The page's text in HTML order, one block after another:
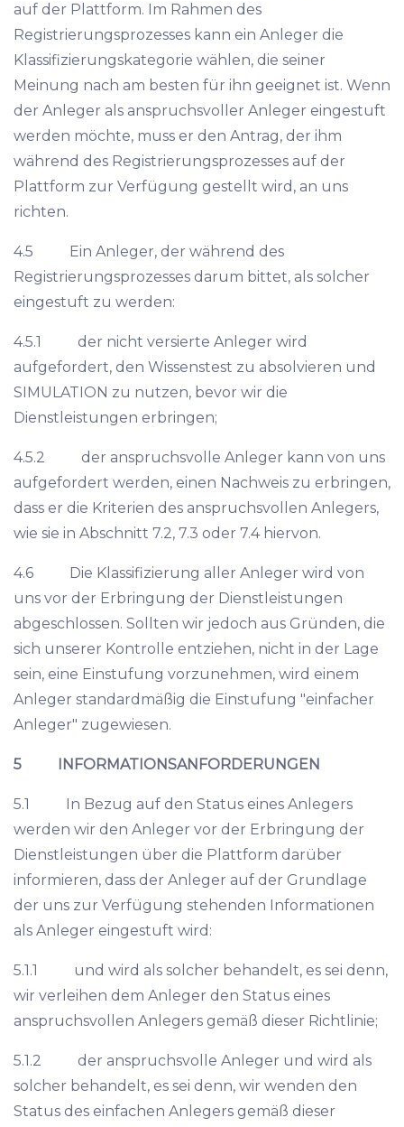
auf der Plattform. Im Rahmen des
Registrierungsprozesses kann ein Anleger die
Klassifizierungskategorie wählen, die seiner
Meinung nach am besten für ihn geeignet ist. Wenn
der Anleger als anspruchsvoller Anleger eingestuft
werden möchte, muss er den Antrag, der ihm
während des Registrierungsprozesses auf der
Plattform zur Verfügung gestellt wird, an uns
richten.
4.5 Ein Anleger, der während des
Registrierungsprozesses darum bittet, als solcher
eingestuft zu werden:
4.5.1 der nicht versierte Anleger wird
aufgefordert, den Wissenstest zu absolvieren und
SIMULATION zu nutzen, bevor wir die
Dienstleistungen erbringen;
4.5.2 der anspruchsvolle Anleger kann von uns
aufgefordert werden, einen Nachweis zu erbringen,
dass er die Kriterien des anspruchsvollen Anlegers,
wie sie in Abschnitt 7.2, 7.3 oder 7.4 hiervon.
4.6 Die Klassifizierung aller Anleger wird von
uns vor der Erbringung der Dienstleistungen
abgeschlossen. Sollten wir jedoch aus Gründen, die
sich unserer Kontrolle entziehen, nicht in der Lage
sein, eine Einstufung vorzunehmen, wird einem
Anleger standardmäßig die Einstufung "einfacher
Anleger" zugewiesen.
5 INFORMATIONSANFORDERUNGEN
5.1 In Bezug auf den Status eines Anlegers
werden wir den Anleger vor der Erbringung der
Dienstleistungen über die Plattform darüber
informieren, dass der Anleger auf der Grundlage
der uns zur Verfügung stehenden Informationen
als Anleger eingestuft wird:
5.1.1 und wird als solcher behandelt, es sei denn,
wir verleihen dem Anleger den Status eines
anspruchsvollen Anlegers gemäß dieser Richtlinie;
5.1.2 der anspruchsvolle Anleger und wird als
solcher behandelt, es sei denn, wir wenden den
Status des einfachen Anlegers gemäß dieser